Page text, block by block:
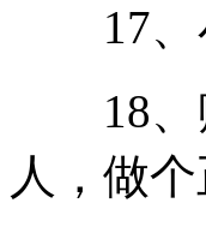
17、
18、赚
人，做